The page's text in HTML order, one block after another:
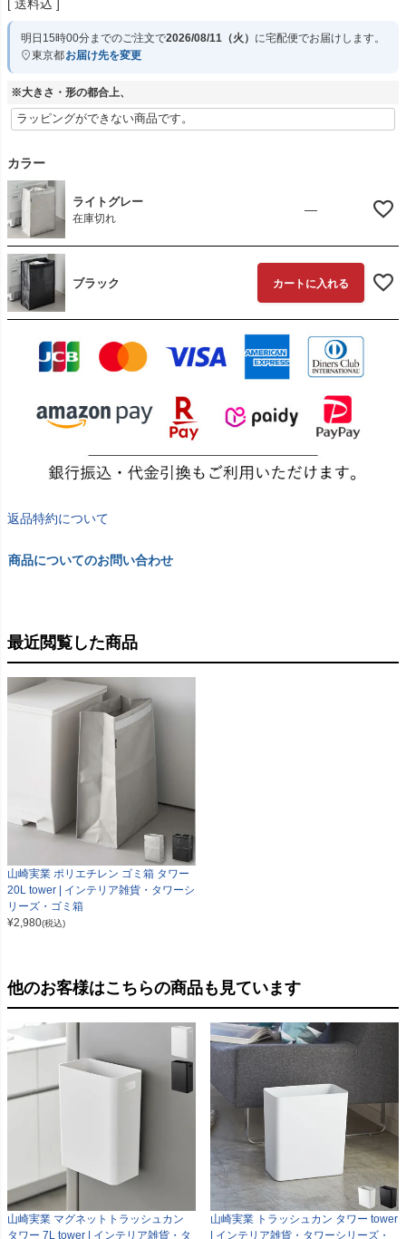
送料込
明日 15時00分までのご注文で2026/08/11（火） に宅配便でお届けします。
東京都お届け先を変更
※大きさ・形の都合上、
カラー
ライトグレー
在庫切れ
—
ブラック カートに入れる
返品特約について
商品についてのお問い合わせ
最近閲覧した商品
山崎実業 ポリエチレン ゴミ箱 タワー
20L tower | インテリア雑貨・タワーシ
リーズ・ゴミ箱
¥2,980(税込)
他のお客様はこちらの商品も見ています
山崎実業 マグネットトラッシュカン
タワー 7L tower | インテリア雑貨・タ
山崎実業 トラッシュカン タワー tower
| インテリア雑貨・タワーシリーズ・